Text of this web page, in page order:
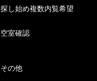
探し始め複数内覧希望
空室確認
その他